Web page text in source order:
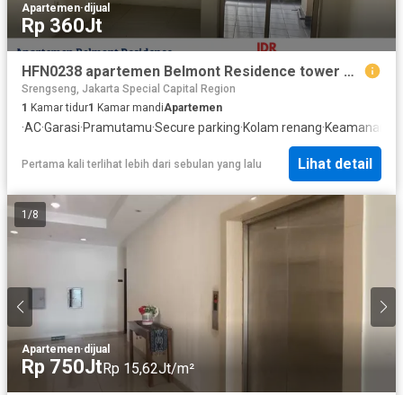
Apartemen·dijual
Rp 360Jt
HFN0238 apartemen Belmont Residence tower Athena lantai 8 studio unfurnish Meruya Jakarta Barat
Srengseng, Jakarta Special Capital Region
1 Kamar tidur1 Kamar mandiApartemen
·AC·Garasi·Pramutamu·Secure parking·Kolam renang·Keamanan
Pertama kali terlihat lebih dari sebulan yang lalu Lihat detail
1 /8
Apartemen·dijual
Rp 750JtRp 15,62Jt/m²